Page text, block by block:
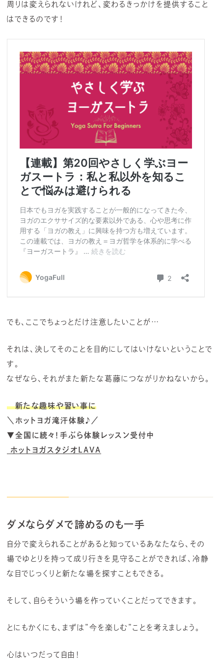
周りは変えられないけれど、変わるきっかけを提供すること
はできるのです！
でも、ここでちょっとだけ注意したいことが…
それは、決してそのことを目的にしてはいけないということで
す。
なぜなら、それがまた新たな葛藤につながりかねないから。
新たな趣味や習い事に
＼ホットヨガ滝汗体験♪／
▼全国に続々！手ぶら体験レッスン受付中
ホットヨガスタジオLAVA
ダメならダメで諦めるのも一手
自分で変えられることがあると知っているあなたなら、その
場でゆとりを持って成り行きを見守ることができれば、冷静
な目でじっくりと新たな場を探すこともできる。
そして、自らそういう場を作っていくことだってできます。
とにもかくにも、まずは”今を楽しむ”ことを考えましょう。
心はいつだって自由！